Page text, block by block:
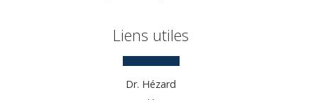
Liens utiles
Dr. Hézard